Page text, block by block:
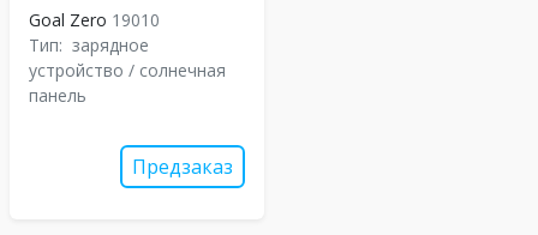
Goal Zero 19010
Тип: зарядное
устройство / солнечная
панель
Предзаказ